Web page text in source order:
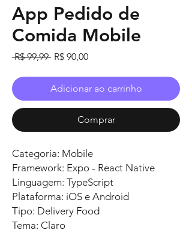
App Pedido de
Comida Mobile
R$ 99,99 Preço
R$ 90,00Preço
Adicionar ao carrinho
Comprar
Categoria: Mobile
Framework: Expo - React Native
Linguagem: TypeScript
Plataforma: iOS e Android
Tipo: Delivery Food
Tema: Claro